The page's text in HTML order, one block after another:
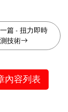
篇- 扭力即時
技術
內容列表